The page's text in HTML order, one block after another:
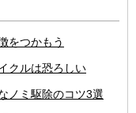
をつかもう
クルは恐ろしい
ノミ駆除のコツ3選